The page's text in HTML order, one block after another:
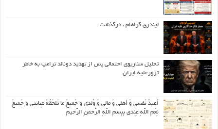
لیندزی گراهام ، درگذشت
تحلیل سناریوی احتمالی پس از تهدید دونالد ترامپ به خاطر
ترورعلیه ایران
اُعیذُ نَفسی وَ أهلی وَ مالی وَ وُلدی و جَمیعَ ما تَلحَقُهُ عِنایتی و جَمیعَ
نِعَمِ اللّهِ عِندی بِبِسمِ اللّهِ الرَّحمنِ الرَّحیمِ